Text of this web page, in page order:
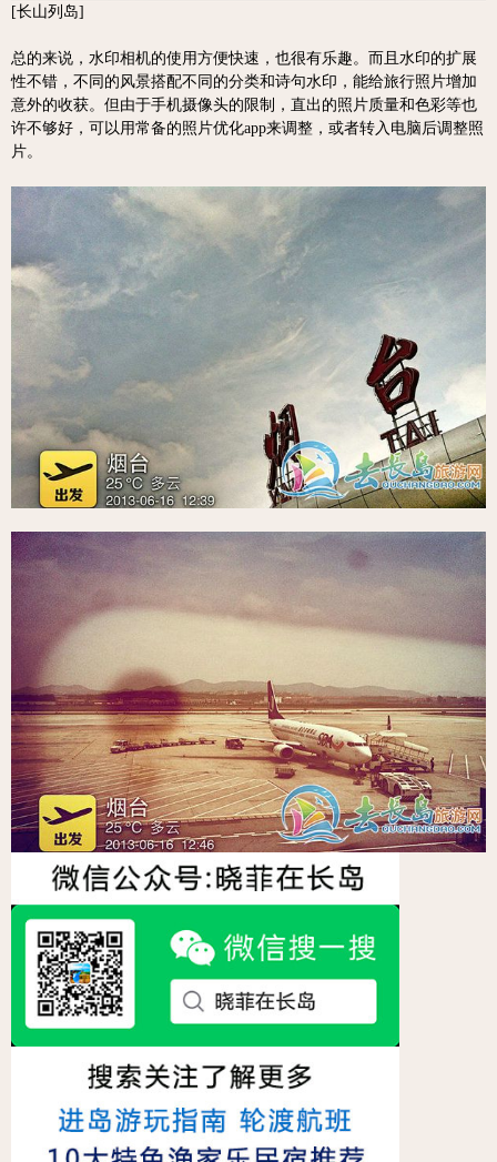
[长山列岛]
总的来说，水印相机的使用方便快速，也很有乐趣。而且水印的扩展
性不错，不同的风景搭配不同的分类和诗句水印，能给旅行照片增加
意外的收获。但由于手机摄像头的限制，直出的照片质量和色彩等也
许不够好，可以用常备的照片优化app来调整，或者转入电脑后调整照
片。